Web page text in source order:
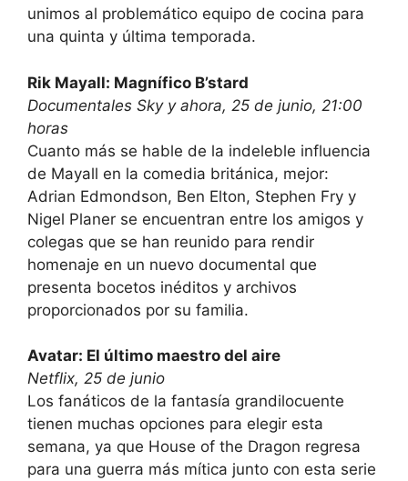
unimos al problemático equipo de cocina para
una quinta y última temporada.
Rik Mayall: Magnífico B’stard
Documentales Sky y ahora, 25 de junio, 21:00
horas
Cuanto más se hable de la indeleble influencia
de Mayall en la comedia británica, mejor:
Adrian Edmondson, Ben Elton, Stephen Fry y
Nigel Planer se encuentran entre los amigos y
colegas que se han reunido para rendir
homenaje en un nuevo documental que
presenta bocetos inéditos y archivos
proporcionados por su familia.
Avatar: El último maestro del aire
Netflix, 25 de junio
Los fanáticos de la fantasía grandilocuente
tienen muchas opciones para elegir esta
semana, ya que House of the Dragon regresa
para una guerra más mítica junto con esta serie